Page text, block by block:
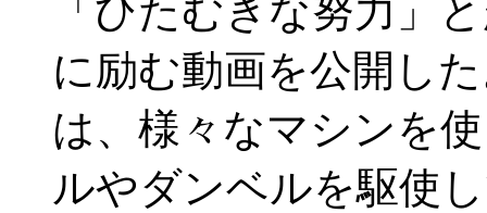
「ひたむきな努力」
に励む動画を公開し
は、様々なマシンを
ルやダンベルを駆使